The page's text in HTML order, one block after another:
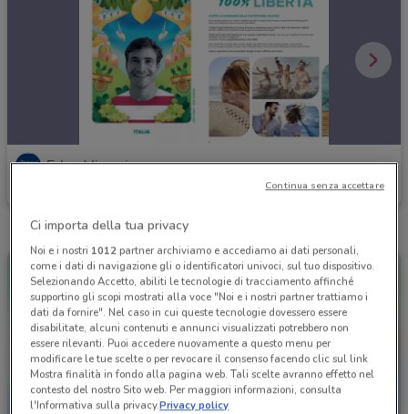
Eden Viaggi
385 m
Ci importa della tua privacy
Noi e i nostri 1012partner archiviamo e accediamo ai dati personali,
come i dati di navigazione gli o identificatori univoci, sul tuo dispositivo.
Selezionando Accetto, abiliti le tecnologie di tracciamento affinché
supportino gli scopi mostrati alla voce "Noi e i nostri partner trattiamo i
dati da fornire". Nel caso in cui queste tecnologie dovessero essere
disabilitate, alcuni contenuti e annunci visualizzati potrebbero non
essere rilevanti. Puoi accedere nuovamente a questo menu per
modificare le tue scelte o per revocare il consenso facendo clic sul link
Mostra finalità in fondo alla pagina web. Tali scelte avranno effetto nel
contesto del nostro Sito web. Per maggiori informazioni, consulta
l'Informativa sulla privacy.Privacy policy
Continua senza accettare